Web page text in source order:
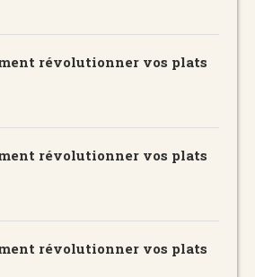
révolutionner vos plats
révolutionner vos plats
révolutionner vos plats